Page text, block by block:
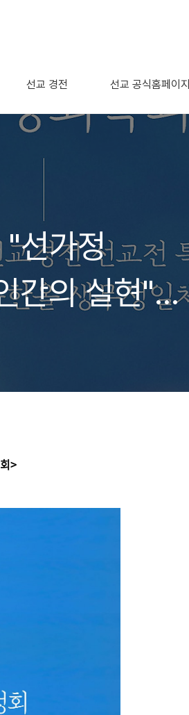
선교 경전 선교 공식홈페이지
"선가정
간의 실현"
명상" 개최
>